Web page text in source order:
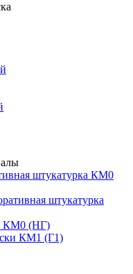
штукатурка КМ0
штукатурка
КМ0 (НГ)
КМ1 (Г1)